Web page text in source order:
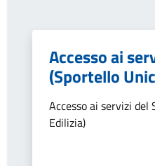
Accesso ai
(Sportello
Accesso ai servizi del
Edilizia)